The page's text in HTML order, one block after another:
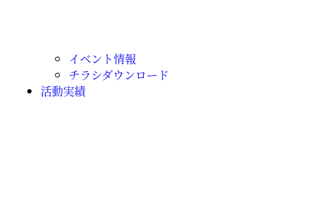
イベント情報
チラシダウンロード
活動実績